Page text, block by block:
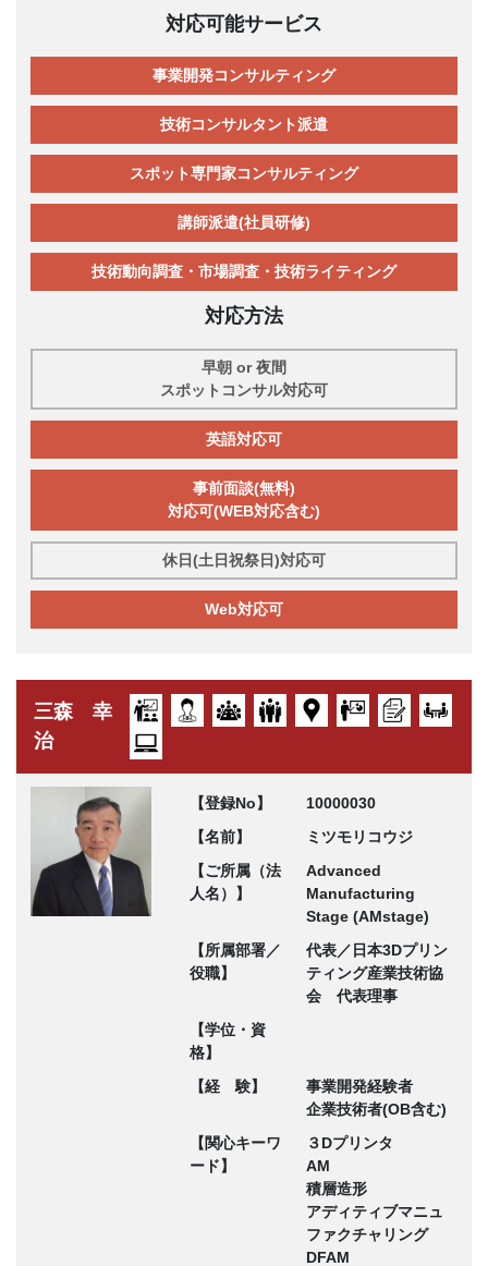
対応可能サービス
事業開発コンサルティング
技術コンサルタント派遣
スポット専門家コンサルティング
講師派遣(社員研修)
技術動向調査・市場調査・技術ライティング
対応方法
早朝 or 夜間
スポットコンサル対応可
英語対応可
事前面談(無料)
対応可(WEB対応含む)
休日(土日祝祭日)対応可
Web対応可
三森 幸
治
【登録No】
10000030
【名前】
ミツモリコウジ
【ご所属（法
人名）】
Advanced
Manufacturing
Stage (AMstage)
【所属部署／
役職】
代表／日本3Dプリン
ティング産業技術協
会 代表理事
【学位・資
格】
【経 験】
事業開発経験者
企業技術者(OB含む)
【関心キーワ
ード】
３Dプリンタ
AM
積層造形
アディティブマニュ
ファクチャリング
DFAM